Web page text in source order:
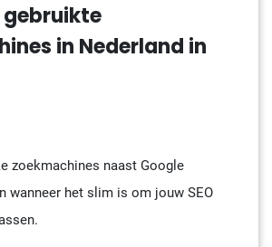
gebruikte
in Nederland in
zoekmachines naast Google
wanneer het slim is om jouw SEO